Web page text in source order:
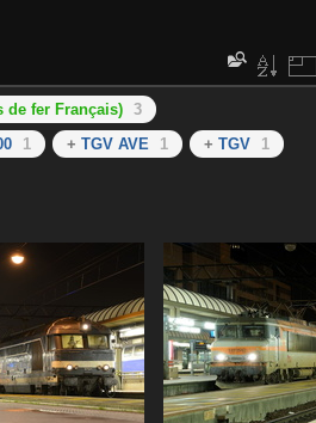
de fer Français) 3
1 + TGV AVE 1 + TGV 1